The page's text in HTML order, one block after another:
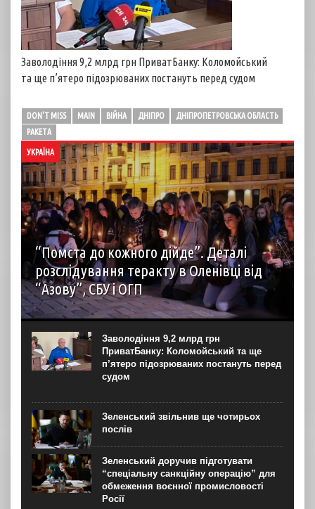
Заволодіння 9,2 млрд грн ПриватБанку: Коломойський
та ще п’ятеро підозрюваних постануть перед судом
DON'T MISS MAIN ВІЙНА ДНІПРО
ДНІПРОПЕТРОВСЬКА ОБЛАСТЬ
РАКЕТА
УКРАЇНА
“Помста до кожного дійде”. Деталі
розслідування теракту в Оленівці від
“Азову”, СБУ і ОГП
автор: Наталія Терамае 28 липня рідні вцілілих
“азовців” в Оленівці виступили із шокуючою заявою.
Мовляв, списки полонених у “бараці 200”, де стався
вибух, укладав полонений представник корпусу. Заява...
Заволодіння 9,2 млрд грн
ПриватБанку: Коломойський та ще
п’ятеро підозрюваних постануть перед
судом
Зеленський звільнив ще чотирьох
послів
Зеленський доручив підготувати
“спеціальну санкційну операцію” для
обмеження воєнної промисловості
Росії